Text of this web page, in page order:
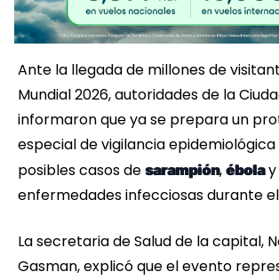
Ante la llegada de millones de
Mundial 2026, autoridades de la
informaron que ya se prepara un
especial de vigilancia
posibles casos de sarampión, ébolay
enfermedades infecciosas durante
La secretaria de Salud de la capital,
Gasman, explicó que el evento